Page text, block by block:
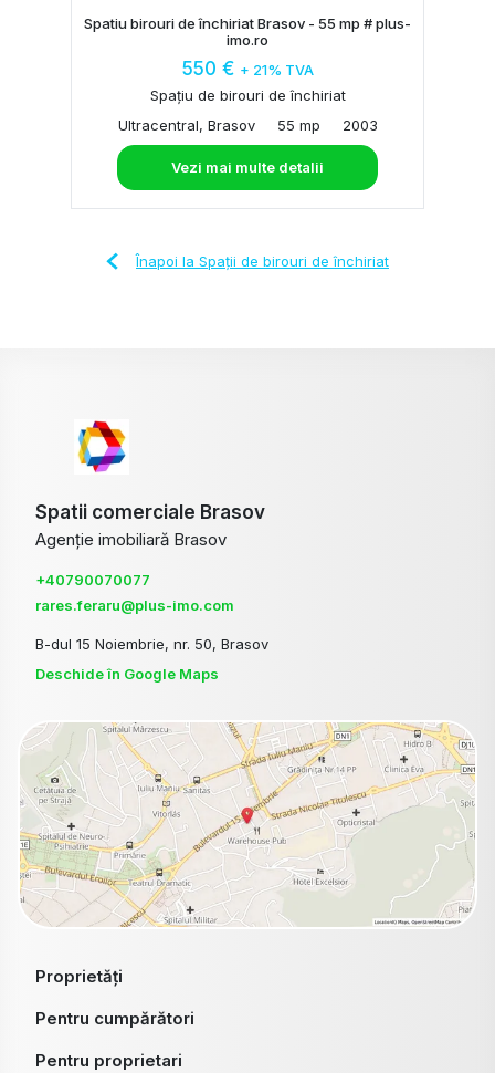
Spatiu birouri de închiriat Brasov - 55 mp # plus-
imo.ro
550 € + 21% TVA
Spațiu de birouri de închiriat
Ultracentral, Brasov
55 mp 2003
Vezi mai multe detalii
Înapoi la Spații de birouri de închiriat
Spatii comerciale Brasov
Agenție imobiliară Brasov
+40790070077
rares.feraru@plus-imo.com
B-dul 15 Noiembrie, nr. 50, Brasov
Deschide în Google Maps
Proprietăți
Pentru cumpărători
Pentru proprietari